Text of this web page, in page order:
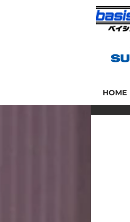
HOME